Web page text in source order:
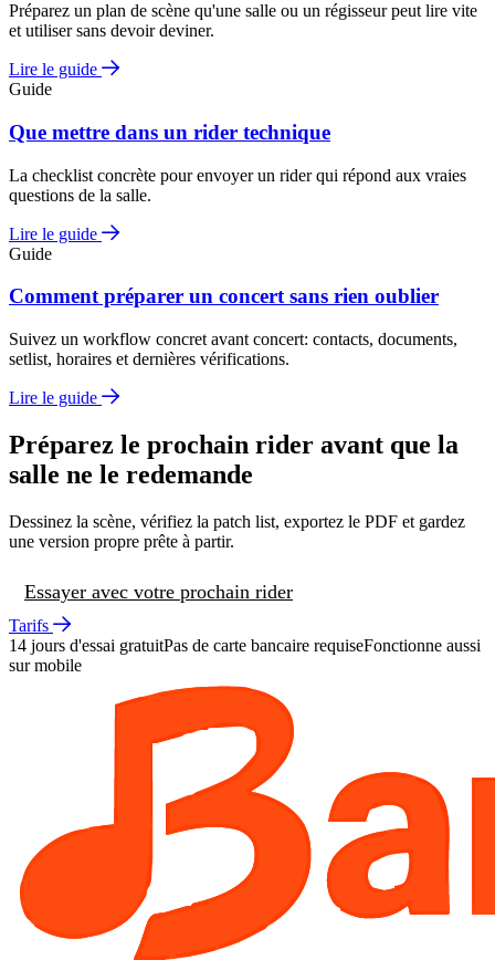
Préparez un plan de scène qu'une salle ou un régisseur peut lire vite
et utiliser sans devoir deviner.
Lire le guide
Guide
Que mettre dans un rider technique
La checklist concrète pour envoyer un rider qui répond aux vraies
questions de la salle.
Lire le guide
Guide
Comment préparer un concert sans rien oublier
Suivez un workflow concret avant concert: contacts, documents,
setlist, horaires et dernières vérifications.
Lire le guide
Préparez le prochain rider avant que la
salle ne le redemande
Dessinez la scène, vérifiez la patch list, exportez le PDF et gardez
une version propre prête à partir.
Essayer avec votre prochain rider
Tarifs
14 jours d'essai gratuitPas de carte bancaire requiseFonctionne aussi
sur mobile